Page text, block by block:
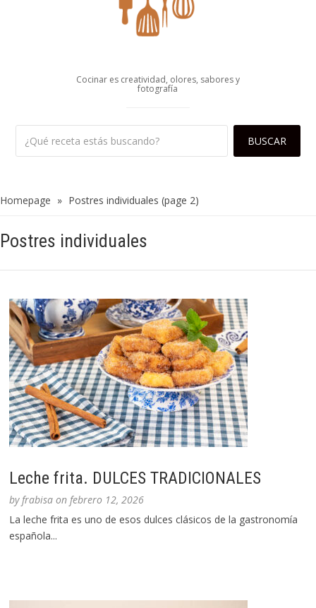
Cocinar es creatividad, olores, sabores y
fotografía
Homepage » Postres individuales (page 2)
Postres individuales
Leche frita. DULCES TRADICIONALES
byfrabisa onfebrero 12, 2026
La leche frita es uno de esos dulces clásicos de la gastronomía
española...